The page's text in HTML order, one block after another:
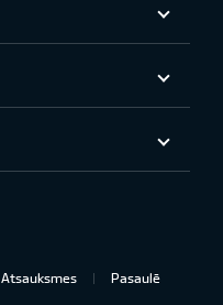
Atsauksmes Pasaulē